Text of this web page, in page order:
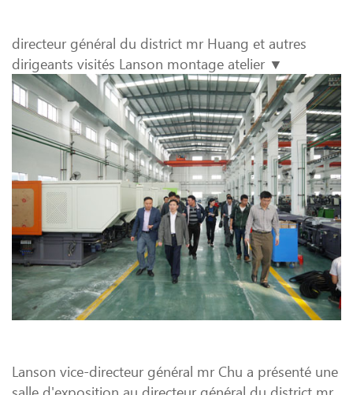
directeur général du district mr Huang et autres
dirigeants visités Lanson montage atelier ▼
Lanson vice-directeur général mr Chu a présenté une